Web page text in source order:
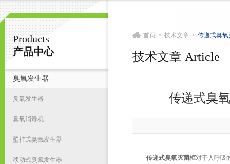
南京皇明臭氧机电设备厂
Products
产品中心
臭氧发生器
臭氧发生器
臭氧消毒机
壁挂式臭氧发生器
移动式臭氧发生器
首页 > 技术文章 > 传递式臭
技术文章 Article
传递式臭
传递式臭氧灭菌柜对于人呼吸